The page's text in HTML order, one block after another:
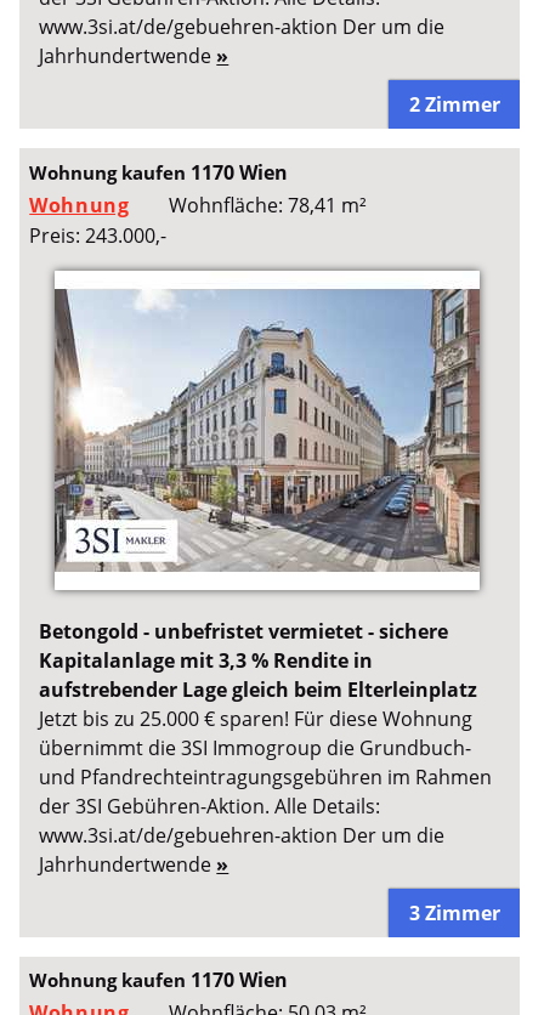
www.3si.at/de/gebuehren-aktion Der um die
Jahrhundertwende »
2 Zimmer
Wohnung kaufen 1170 Wien
Wohnung
Wohnfläche: 78,41 m²
Preis: 243.000,-
Betongold - unbefristet vermietet - sichere
Kapitalanlage mit 3,3 % Rendite in
aufstrebender Lage gleich beim Elterleinplatz
Jetzt bis zu 25.000 € sparen! Für diese Wohnung
übernimmt die 3SI Immogroup die Grundbuch-
und Pfandrechteintragungsgebühren im Rahmen
der 3SI Gebühren-Aktion. Alle Details:
www.3si.at/de/gebuehren-aktion Der um die
Jahrhundertwende »
3 Zimmer
Wohnung kaufen 1170 Wien